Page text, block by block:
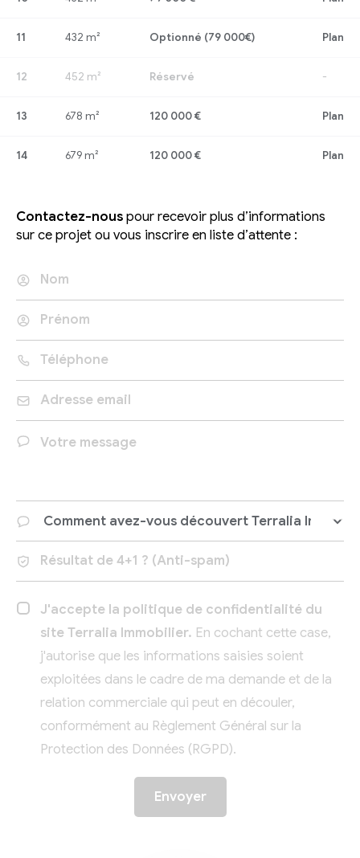
11 432 m² Optionné (79 000€) Plan
12 452 m² Réservé -
13 678 m² 120 000 € Plan
14 679 m² 120 000 € Plan
Contactez-nouspour recevoir plus d’informations
sur ce projet ou vous inscrire en liste d’attente :
J'accepte la politique de confidentialité du
site Terralia Immobilier. En cochant cette case,
j'autorise que les informations saisies soient
exploitées dans le cadre de ma demande et de la
relation commerciale qui peut en découler,
conformément au Règlement Général sur la
Protection des Données (RGPD).